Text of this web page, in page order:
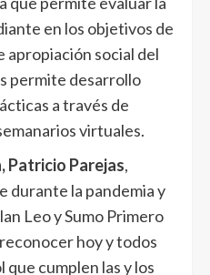
en los objetivos de
apropiación social del
permite desarrollo
a través de
virtuales.
Patricio Parejas,
durante la pandemia y
Leo y Sumo Primero
hoy y todos
cumplen las y los